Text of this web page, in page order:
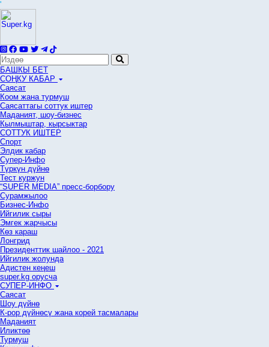
'
БАШКЫ БЕТ
СОҢКУ КАБАР
Саясат
Коом жана турмуш
Саясаттагы соттук иштер
Маданият, шоу-бизнес
Кылмыштар, кырсыктар
СОТТУК ИШТЕР
Спорт
Элдик кабар
Супер-Инфо
Түркүн дүйнө
Тест куржун
“SUPER MEDIA” пресс-борбору
Сурамжылоо
Бизнес-Инфо
Ийгилик сыры
Эмгек жарчысы
Көз караш
Лонгрид
Президенттик шайлоо - 2021
Ийгилик жолунда
Адистен кеңеш
super.kg орусча
СУПЕР-ИНФО
Саясат
Шоу дүйнө
К-рор дүйнөсү жана корей тасмалары
Маданият
Иликтөө
Турмуш